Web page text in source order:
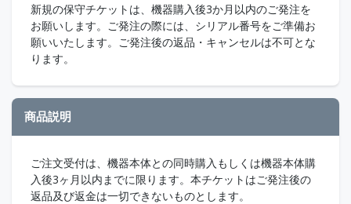
新規の保守チケットは、機器購入後3か月以内のご発注を
お願いします。ご発注の際には、シリアル番号をご準備お
願いいたします。ご発注後の返品・キャンセルは不可とな
ります。
商品説明
ご注文受付は、機器本体との同時購入もしくは機器本体購
入後3ヶ月以内までに限ります。本チケットはご発注後の
返品及び返金は一切できないものとします。